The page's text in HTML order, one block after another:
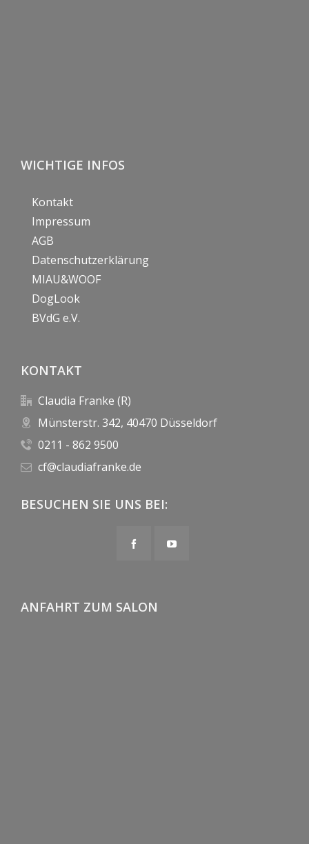
WICHTIGE INFOS
Kontakt
Impressum
AGB
Datenschutzerklärung
MIAU&WOOF
DogLook
BVdG e.V.
KONTAKT
Claudia Franke (R)
Münsterstr. 342, 40470 Düsseldorf
0211 - 862 9500
cf@claudiafranke.de
BESUCHEN SIE UNS BEI:
ANFAHRT ZUM SALON